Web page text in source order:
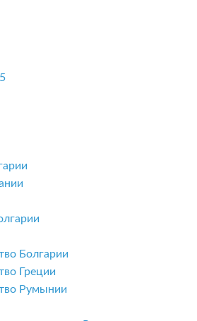
Болгарии
Греции
Румынии